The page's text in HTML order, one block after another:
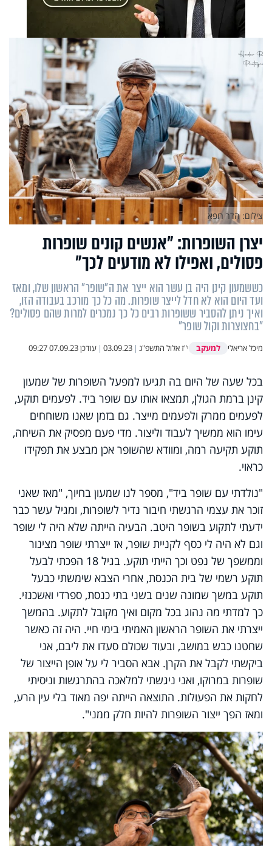
יצרן השופרות: "אנשים קונים שופרות
פסולים, ואפילו לא מודעים לכך"
כששמעון קינן היה בן עשר הוא ייצר את ה"שופר" הראשון שלו, ומאז
ועד היום הוא לא חדל לייצר שופרות. מה כל כך מורכב בעבודה הזו,
ואיך ניתן להסביר ששופרות רבים כל כך נמכרים למרות שהם פסולים?
"בחצוצרות וקול שופר"
מיכל אריאלי למעקב י"ז אלול התשפ"ג |
03.09.23
| עודכן07.09.23 09:27
צילום: הדר רופא
בכל שעה של היום בה תגיעו למפעל השופרות של שמעון
קינן ברמת הגולן, תמצאו אותו עם שופר ביד. לפעמים תוקע,
לפעמים ממרק ולפעמים מייצר. גם בזמן שאנו משוחחים
עימו הוא ממשיך לעבוד וליצור. מדי פעם מפסיק את השיחה,
תוקע תקיעה רמה, ומוודא שהשופר אכן מבצע את תפקידו
כראוי.
"נולדתי עם שופר ביד", מספר לנו שמעון בחיוך, "מאז שאני
זוכר את עצמי הרגשתי חיבור נדיר לשופרות, ומגיל עשר כבר
ידעתי לתקוע בשופר היטב. הבעיה הייתה שלא היה לי שופר
וגם לא היה לי כסף לקניית שופר, אז ייצרתי שופר מצינור
וממשפך של נפט וכך הייתי תוקע. בגיל 18 הפכתי לבעל
תוקע רשמי של בית הכנסת, אחרי הצבא שימשתי כבעל
תוקע במשך שמונה שנים בשני בתי כנסת, ספרדי ואשכנזי.
כך למדתי מה נהוג בכל מקום ואיך מקובל לתקוע. בהמשך
ייצרתי את השופר הראשון האמיתי בימי חיי. היה זה כאשר
שחטנו כבש במושב, ובעוד שכולם סעדו את ליבם, אני
ביקשתי לקבל את הקרן. אבא הסביר לי על אופן הייצור של
שופרות במרוקו, ואני ניגשתי למלאכה בהתרגשות וניסיתי
לחקות את הפעולות. התוצאה הייתה יפה מאוד בלי עין הרע,
ומאז הפך ייצור השופרות להיות חלק ממני".